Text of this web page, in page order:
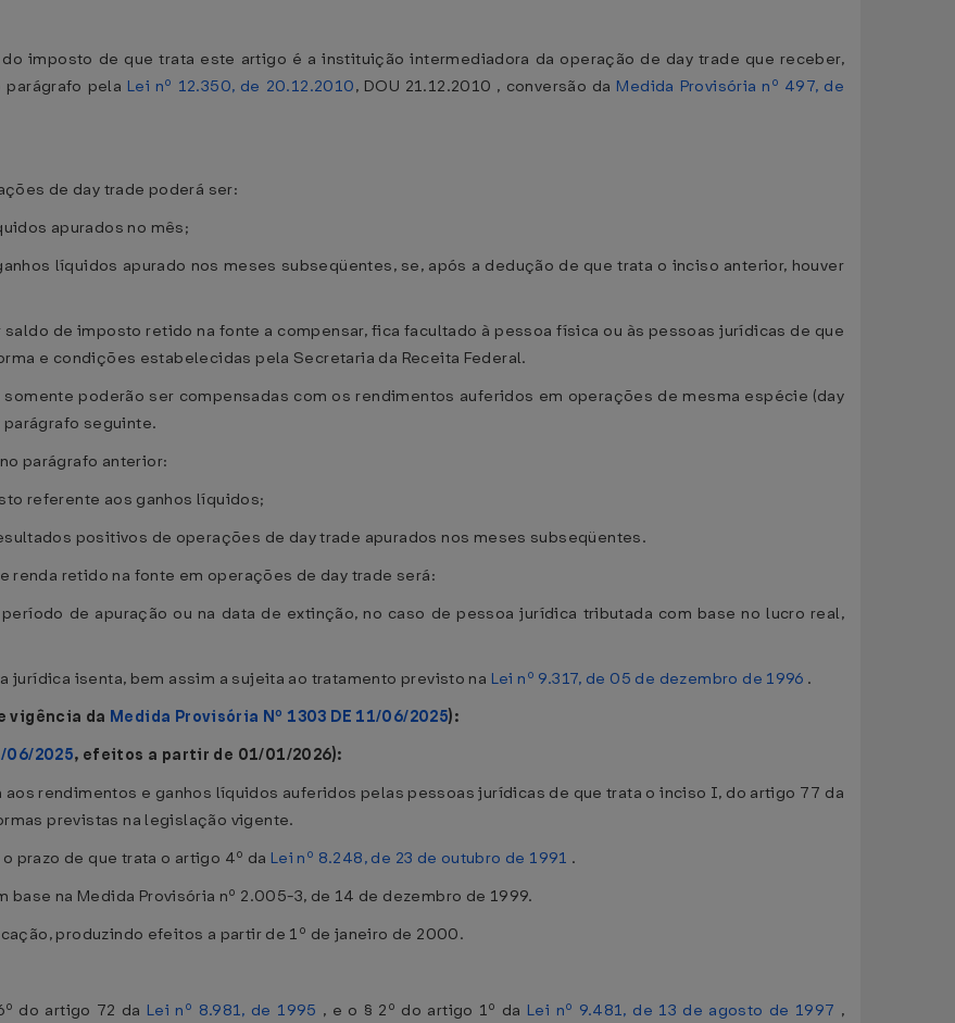
imposto de que trata este artigo é a instituição intermediadora da operação de day trade que receber,
parágrafo pela Lei nº 12.350, de 20.12.2010, DOU 21.12.2010 , conversão da Medida Provisória nº 497, de
de day trade poderá ser:
apurados no mês;
líquidos apurado nos meses subseqüentes, se, após a dedução de que trata o inciso anterior, houver
saldo de imposto retido na fonte a compensar, fica facultado à pessoa física ou às pessoas jurídicas de que
e condições estabelecidas pela Secretaria da Receita Federal.
poderão ser compensadas com os rendimentos auferidos em operações de mesma espécie (day
seguinte.
parágrafo anterior:
referente aos ganhos líquidos;
positivos de operações de day trade apurados nos meses subseqüentes.
renda retido na fonte em operações de day trade será:
de apuração ou na data de extinção, no caso de pessoa jurídica tributada com base no lucro real,
isenta, bem assim a sujeita ao tratamento previsto na Lei nº 9.317, de 05 de dezembro de 1996 .
vigência da Medida Provisória Nº 1303 DE 11/06/2025):
06/2025, efeitos a partir de 01/01/2026):
aos rendimentos e ganhos líquidos auferidos pelas pessoas jurídicas de que trata o inciso I, do artigo 77 da
previstas na legislação vigente.
prazo de que trata o artigo 4º da Lei nº 8.248, de 23 de outubro de 1991 .
na Medida Provisória nº 2.005-3, de 14 de dezembro de 1999.
produzindo efeitos a partir de 1º de janeiro de 2000.
do artigo 72 da Lei nº 8.981, de 1995 , e o § 2º do artigo 1º da Lei nº 9.481, de 13 de agosto de 1997 ,